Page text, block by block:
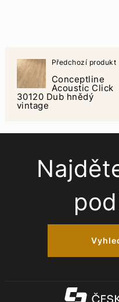
Předchozí produkt
Conceptline
Acoustic Click
30120 Dub hnědý
vintage